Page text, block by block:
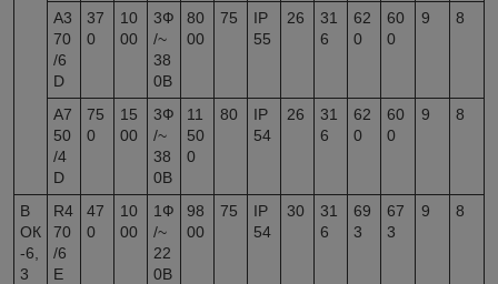
A3
70
/6
D
37
0
10
00
3Ф
/~
38
0В
80
00
75
IP
55
26
31
6
62
0
60
0
9 8
A7
50
/4
D
75
0
15
00
3Ф
/~
38
0В
11
50
0
80
IP
54
26
31
6
62
0
60
0
9 8
В
ОК
-6,
3
R4
70
/6
E
47
0
10
00
1Ф
/~
22
0В
98
00
75
IP
54
30
31
6
69
3
67
3
9 8